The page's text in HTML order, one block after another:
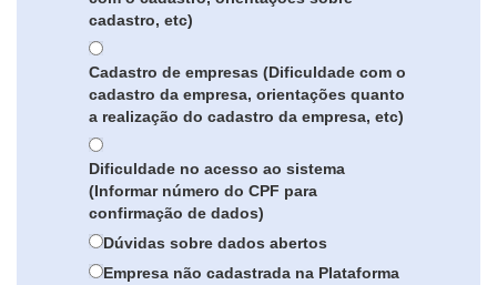
cadastro, etc)
Cadastro de empresas (Dificuldade com o
cadastro da empresa, orientações quanto
a realização do cadastro da empresa, etc)
Dificuldade no acesso ao sistema
(Informar número do CPF para
confirmação de dados)
Dúvidas sobre dados abertos
Empresa não cadastrada na Plataforma